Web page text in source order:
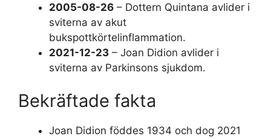
2005-08-26 – Dottern Quintana avlider i
sviterna av akut
bukspottkörtelinflammation.
2021-12-23 – Joan Didion avlider i
sviterna av Parkinsons sjukdom.
Bekräftade fakta
Joan Didion föddes 1934 och dog 2021